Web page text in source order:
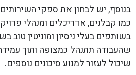
בנוסף, יש לבחון את ספקי
כמו קבלנים, אדריכלים ומנהלי
בשותפים בעלי ניסיון ומוניטין טוב
שהעבודה תתנהל כמצופה ותוך
שיכול לעזור למנוע סיכונים נוספים.